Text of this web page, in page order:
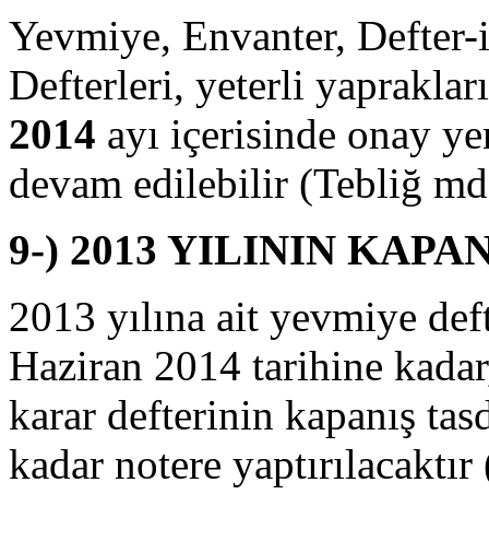
Yevmiye, Envanter,
Defterleri, yeterli
2014 ayı içerisinde onay
devam edilebilir (Tebliğ
9-) 2013 YILININ
2013 yılına ait yevmiye
Haziran 2014 tarihine
karar defterinin kapanış
kadar notere